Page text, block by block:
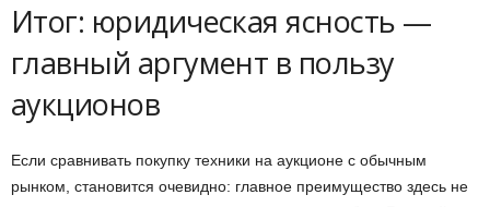
Итог: юридическая ясность —
главный аргумент в пользу
аукционов
Если сравнивать покупку техники на аукционе с обычным
рынком, становится очевидно: главное преимущество здесь не